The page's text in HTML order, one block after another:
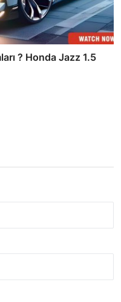
? Honda Jazz 1.5